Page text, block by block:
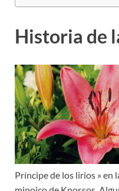
Historia de
Príncipe de los lirios » en